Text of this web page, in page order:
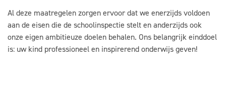
Al deze maatregelen zorgen ervoor dat we enerzijds voldoen
aan de eisen die de schoolinspectie stelt en anderzijds ook
onze eigen ambitieuze doelen behalen. Ons belangrijk einddoel
is: uw kind professioneel en inspirerend onderwijs geven!